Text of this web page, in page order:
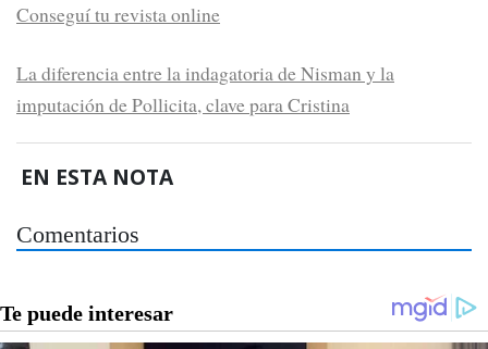
Conseguí tu revista online
La diferencia entre la indagatoria de Nisman y la
imputación de Pollicita, clave para Cristina
EN ESTA NOTA
Comentarios